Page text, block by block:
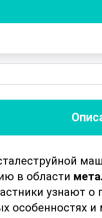
в области
узнают
особенностях